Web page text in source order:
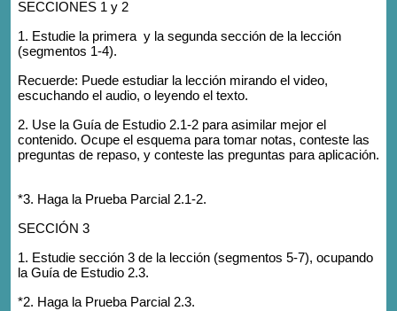
SECCIONES 1 y 2
1. Estudie la primera y la segunda sección de la lección
(segmentos 1-4).
Recuerde: Puede estudiar la lección mirando el video,
escuchando el audio, o leyendo el texto.
2. Use la Guía de Estudio 2.1-2 para asimilar mejor el
contenido. Ocupe el esquema para tomar notas, conteste las
preguntas de repaso, y conteste las preguntas para aplicación.
*3. Haga la Prueba Parcial 2.1-2.
SECCIÓN 3
1. Estudie sección 3 de la lección (segmentos 5-7), ocupando
la Guía de Estudio 2.3.
*2. Haga la Prueba Parcial 2.3.